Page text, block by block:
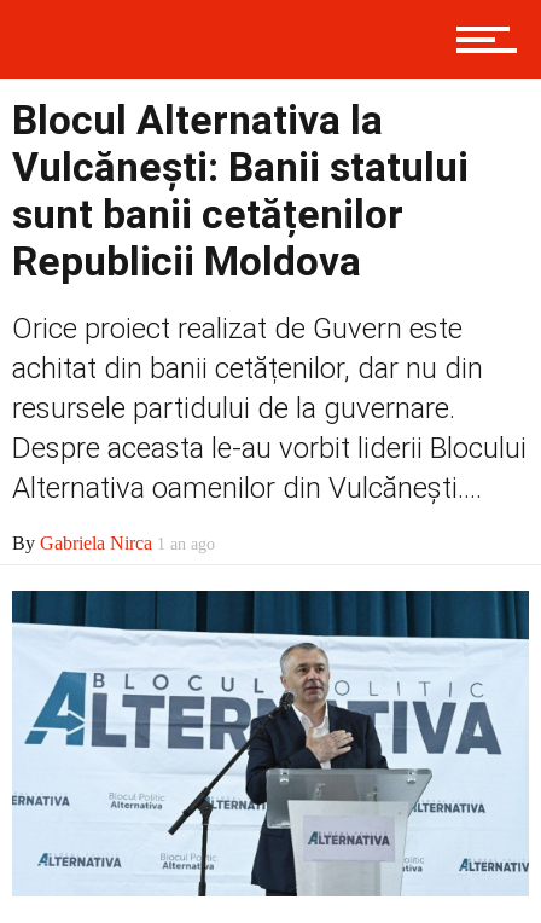
Prima
Politică
Social
Contact
Blocul Alternativa la
Vulcănești: Banii statului
sunt banii cetățenilor
Republicii Moldova
Orice proiect realizat de Guvern este
achitat din banii cetățenilor, dar nu din
resursele partidului de la guvernare.
Despre aceasta le-au vorbit liderii Blocului
Alternativa oamenilor din Vulcănești....
By Gabriela Nirca 1 an ago